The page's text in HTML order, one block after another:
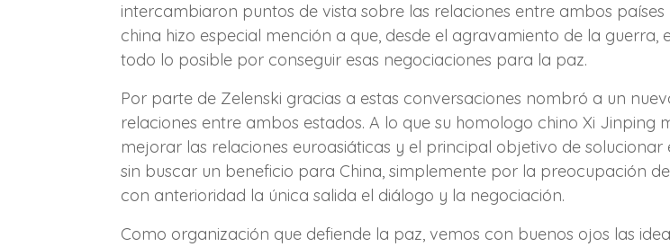
intercambiaron puntos de vista sobre las relaciones entre ambos
china hizo especial mención a que, desde el agravamiento de la
todo lo posible por conseguir esas negociaciones para la paz.
Por parte de Zelenski gracias a estas conversaciones nombró a un
relaciones entre ambos estados. A lo que su homologo chino Xi
mejorar las relaciones euroasiáticas y el principal objetivo de
sin buscar un beneficio para China, simplemente por la preocupación
con anterioridad la única salida el diálogo y la negociación.
Como organización que defiende la paz, vemos con buenos ojos las